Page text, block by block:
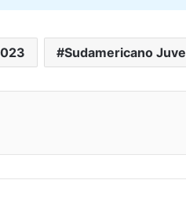
Sudamericano